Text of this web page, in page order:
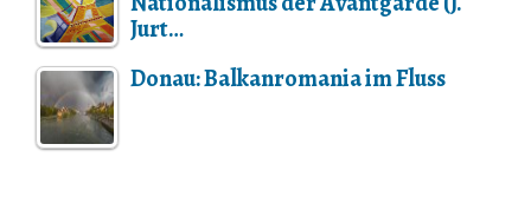
Jurt…
Donau: Balkanromania im Fluss